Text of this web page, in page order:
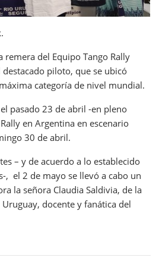
remera del Equipo Tango Rally
piloto, que se ubicó
categoría de nivel mundial.
pasado 23 de abril -en pleno
en Argentina en escenario
30 de abril.
– y de acuerdo a lo establecido
, el 2 de mayo se llevó a cabo un
la señora Claudia Saldivia, de la
docente y fanática del